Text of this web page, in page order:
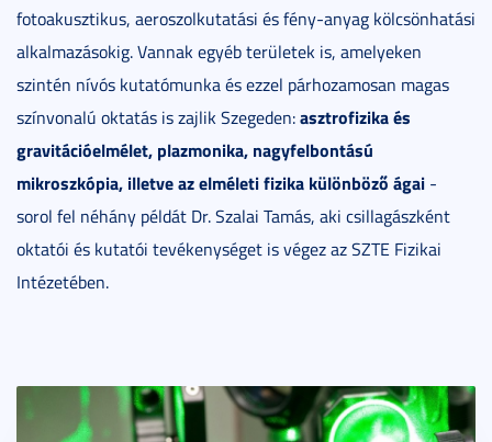
fotoakusztikus, aeroszolkutatási és fény-anyag kölcsönhatási
alkalmazásokig. Vannak egyéb területek is, amelyeken
szintén nívós kutatómunka és ezzel párhozamosan magas
színvonalú oktatás is zajlik Szegeden:asztrofizika és
gravitációelmélet, plazmonika, nagyfelbontású
mikroszkópia, illetve az elméleti fizika különböző ágai -
sorol fel néhány példát Dr. Szalai Tamás, aki csillagászként
oktatói és kutatói tevékenységet is végez az SZTE Fizikai
Intézetében.